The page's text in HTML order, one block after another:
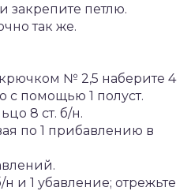
закрепите петлю.
так же.
№ 2,5 наберите 4
с помощью 1 полуст.
8 ст. б/н.
по 1 прибавлению в
н и 1 убавление; отрежьте